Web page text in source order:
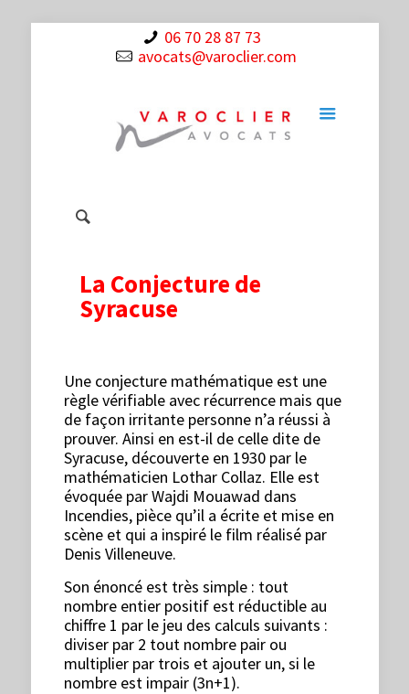
06 70 28 87 73
avocats@varoclier.com
La Conjecture de
Syracuse
Une conjecture mathématique est une
règle vérifiable avec récurrence mais que
de façon irritante personne n’a réussi à
prouver. Ainsi en est-il de celle dite de
Syracuse, découverte en 1930 par le
mathématicien Lothar Collaz. Elle est
évoquée par Wajdi Mouawad dans
Incendies, pièce qu’il a écrite et mise en
scène et qui a inspiré le film réalisé par
Denis Villeneuve.
Son énoncé est très simple : tout
nombre entier positif est réductible au
chiffre 1 par le jeu des calculs suivants :
diviser par 2 tout nombre pair ou
multiplier par trois et ajouter un, si le
nombre est impair (3n+1).